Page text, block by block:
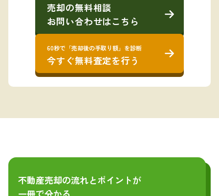
売却の無料相談
お問い合わせはこちら
60秒で「売却後の手取り額」を診断
今すぐ無料査定を行う
不動産売却の流れとポイントが